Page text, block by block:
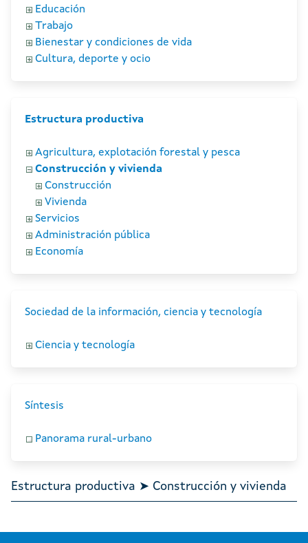
Educación
Trabajo
Bienestar y condiciones de vida
Cultura, deporte y ocio
Estructura productiva
Agricultura, explotación forestal y pesca
Construcción y vivienda
Construcción
Vivienda
Servicios
Administración pública
Economía
Sociedad de la información, ciencia y tecnología
Ciencia y tecnología
Síntesis
Panorama rural-urbano
Estructura productiva ➤ Construcción y vivienda